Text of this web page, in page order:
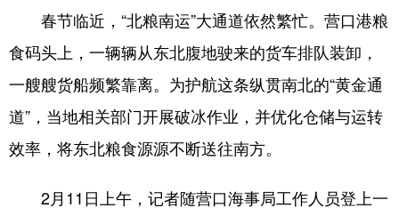
Deutsch Português
春节临近，“北粮南运”大通道依然繁忙。营口港粮
食码头上，一辆辆从东北腹地驶来的货车排队装卸，
一艘艘货船频繁靠离。为护航这条纵贯南北的“黄金通
道”，当地相关部门开展破冰作业，并优化仓储与运转
效率，将东北粮食源源不断送往南方。
2月11日上午，记者随营口海事局工作人员登上一